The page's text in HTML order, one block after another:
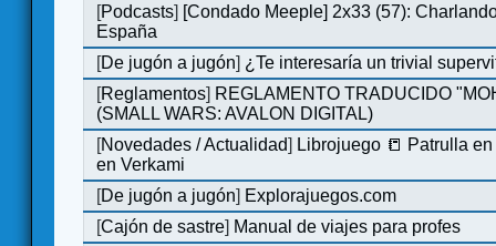
[Podcasts] [Condado Meeple] 2x33 (57):
España
[De jugón a jugón] ¿Te interesaría un trivial
[Reglamentos] REGLAMENTO TRADUCIDO
(SMALL WARS: AVALON DIGITAL)
[Novedades / Actualidad] Librojuego 📒 Patrulla
en Verkami
[De jugón a jugón] Explorajuegos.com
[Cajón de sastre] Manual de viajes para profes